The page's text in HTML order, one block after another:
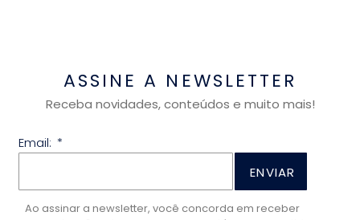
ASSINE A NEWSLETTER
Receba novidades, conteúdos e muito mais!
Email:
ENVIAR
Ao assinar a newsletter, você concorda em receber